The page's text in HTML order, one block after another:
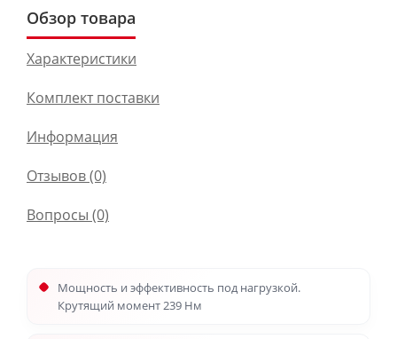
Обзор товара
Характеристики
Комплект поставки
Информация
Отзывов (0)
Вопросы (0)
Мощность и эффективность под нагрузкой.
Крутящий момент 239 Нм